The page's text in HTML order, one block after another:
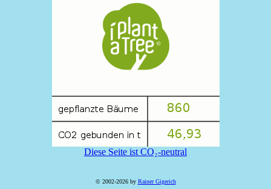
Diese Seite ist CO₂-neutral
© 2002-2026 by Rainer Gigerich